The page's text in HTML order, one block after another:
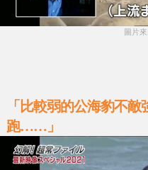
圖片
「比較弱的公海豹不
跑……」